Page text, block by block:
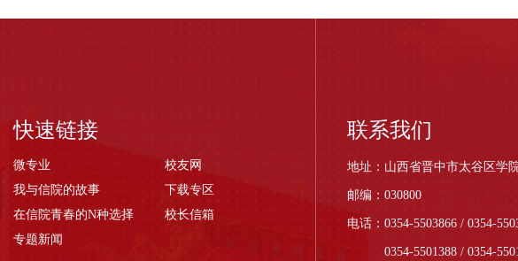
快速链接
微专业
校友网
我与信院的故事
下载专区
在信院青春的N种选择
校长信箱
专题新闻
联系我们
地址：山西省晋中市太谷区学
邮编：030800
电话：0354-5503866 / 0354-
0354-5501388 / 0354-